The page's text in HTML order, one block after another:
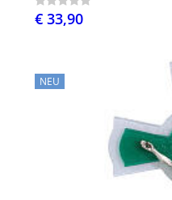
€ 33,90
NEU